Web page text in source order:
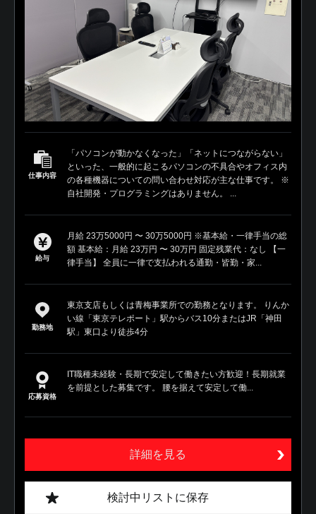
仕事内容
「パソコンが動かなくなった」「ネットにつながらない」
といった、一般的に起こるパソコンの不具合やオフィス内
の各種機器についての問い合わせ対応が主な仕事です。 ※
自社開発・プログラミングはありません。 ...
給与
月給 23万5000円 〜 30万5000円 ※基本給・一律手当の総
額 基本給：月給 23万円 〜 30万円 固定残業代：なし 【一
律手当】 全員に一律で支払われる通勤・皆勤・家...
勤務地
東京支店もしくは青梅事業所での勤務となります。 りんか
い線「東京テレポート」駅からバス10分またはJR「神田
駅」東口より徒歩4分
応募資格
IT職種未経験・長期で安定して働きたい方歓迎！長期就業
を前提とした募集です。 腰を据えて安定して働...
詳細を見る
検討中リストに保存